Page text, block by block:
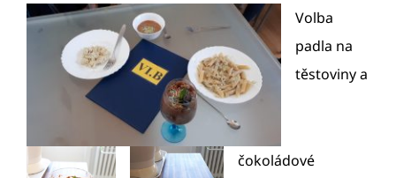
Volba
padla na
těstoviny a
čokoládové